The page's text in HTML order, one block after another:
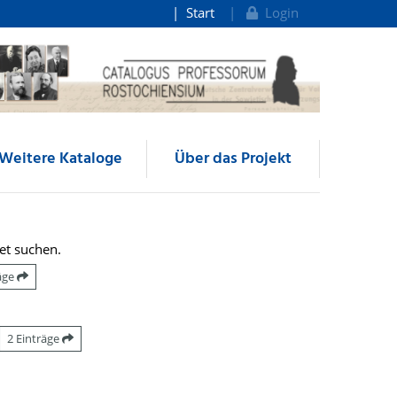
Start Login
Kataloge Über das Projekt
suchen.
2 Einträge